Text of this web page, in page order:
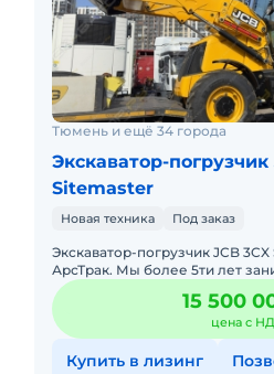
Тюмень и ещё 34 города
Экскаватор-погрузчик
Sitemaster
Новая техника Под заказ
Экcкавaтор-погрузчик JCB
АрсТрак. Мы более 5ти лет
продажей спецтехники по
импорту.Прямые постав
15 500
цена с
Купить в лизинг